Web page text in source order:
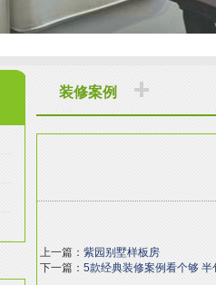
装修案例
上一篇： 紫园别墅样板房
下一篇： 5款经典装修案例看个够